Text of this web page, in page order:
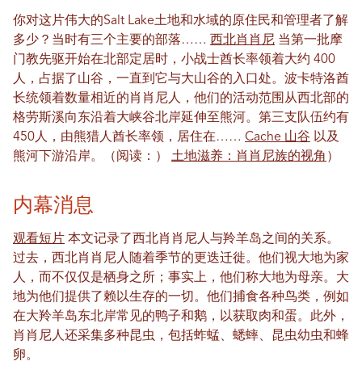
你对这片伟大的Salt Lake土地和水域的原住民和管理者了解
多少？当时有三个主要的部落…… 西北肖肖尼 当第一批摩
门教先驱开始在北部定居时，小战士酋长率领着大约 400
人，占据了山谷，一直到它与大山谷的入口处。波卡特洛酋
长统领着数量相近的肖肖尼人，他们的活动范围从西北部的
格劳斯溪向东沿着大峡谷北岸延伸至熊河。第三支队伍约有
450人，由熊猎人酋长率领，居住在…… Cache 山谷 以及
熊河下游沿岸。（阅读：） 土地滋养：肖肖尼族的视角 ）
内幕消息
观看短片 本文记录了西北肖肖尼人与羚羊岛之间的关系。
过去，西北肖肖尼人随着季节的更迭迁徙。他们视大地为家
人，而不仅仅是栖身之所；事实上，他们称大地为母亲。大
地为他们提供了赖以生存的一切。他们捕食各种鸟类，例如
在大羚羊岛东北岸常见的鸭子和鹅，以获取肉和蛋。此外，
肖肖尼人还采集多种昆虫，包括蚱蜢、蟋蟀、昆虫幼虫和蜂
卵。